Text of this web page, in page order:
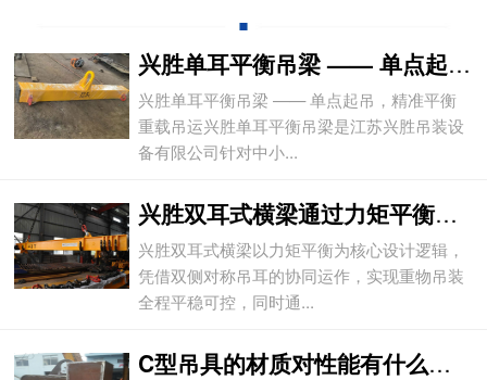
兴胜单耳平衡吊梁 —— 单点起吊，精准平
兴胜单耳平衡吊梁 —— 单点起吊，精准平衡
重载吊运兴胜单耳平衡吊梁是江苏兴胜吊装设
备有限公司针对中小...
兴胜双耳式横梁通过力矩平衡实现重物平稳吊
兴胜双耳式横梁以力矩平衡为核心设计逻辑，
凭借双侧对称吊耳的协同运作，实现重物吊装
全程平稳可控，同时通...
C型吊具的材质对性能有什么影响？